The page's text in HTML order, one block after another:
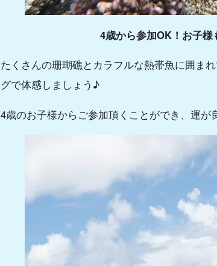
4歳から参加OK！お子
たくさんの珊瑚礁とカラフルな熱帯魚に囲ま
グで体感しましょう♪
4歳のお子様からご参加頂くことができ、運が